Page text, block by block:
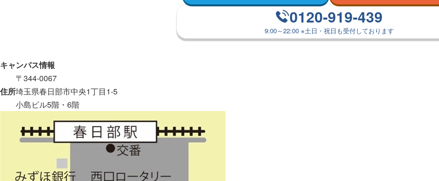
0120-919-439
9:00～22:00 ※土日・祝日も受付しております
キャンパス情報
住所
〒344-0067
埼玉県春日部市中央1丁目1-5
小島ビル5階・6階